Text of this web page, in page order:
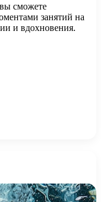
сможете
занятий на
и вдохновения.